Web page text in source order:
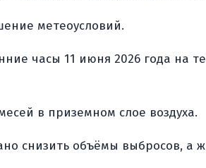
метеоусловий.
часы 11 июня 2026 года на
в приземном слое воздуха.
снизить объёмы выбросов,